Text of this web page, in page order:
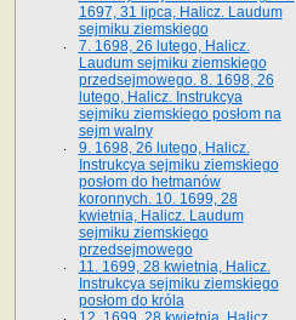
1697, 31 lipca, Halicz. Laudum
sejmiku ziemskiego
7. 1698, 26 lutego, Halicz.
Laudum sejmiku ziemskiego
przedsejmowego. 8. 1698, 26
lutego, Halicz. Instrukcya
sejmiku ziemskiego posłom na
sejm walny
9. 1698, 26 lutego, Halicz.
Instrukcya sejmiku ziemskiego
posłom do hetmanów
koronnych. 10. 1699, 28
kwietnia, Halicz. Laudum
sejmiku ziemskiego
przedsejmowego
11. 1699, 28 kwietnia, Halicz.
Instrukcya sejmiku ziemskiego
posłom do króla